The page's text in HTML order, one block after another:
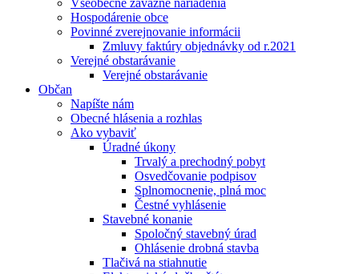
Všeobecne záväzné nariadenia
Hospodárenie obce
Povinné zverejnovanie informácii
Zmluvy faktúry objednávky od r.2021
Verejné obstarávanie
Verejné obstarávanie
Občan
Napíšte nám
Obecné hlásenia a rozhlas
Ako vybaviť
Úradné úkony
Trvalý a prechodný pobyt
Osvedčovanie podpisov
Splnomocnenie, plná moc
Čestné vyhlásenie
Stavebné konanie
Spoločný stavebný úrad
Ohlásenie drobná stavba
Tlačivá na stiahnutie